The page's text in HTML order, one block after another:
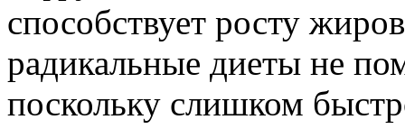
способствует росту
радикальные диеты не
поскольку слишком